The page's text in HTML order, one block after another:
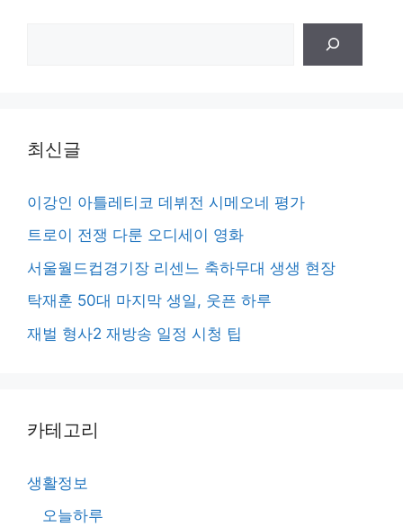
최신글
이강인 아틀레티코 데뷔전 시메오네 평가
트로이 전쟁 다룬 오디세이 영화
서울월드컵경기장 리센느 축하무대 생생 현장
탁재훈 50대 마지막 생일, 웃픈 하루
재벌 형사2 재방송 일정 시청 팁
카테고리
생활정보
오늘하루